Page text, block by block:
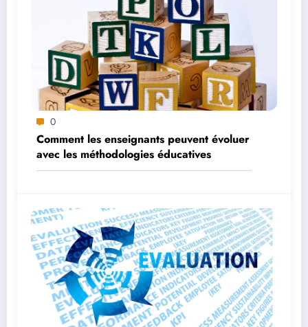
0
Comment les enseignants peuvent évoluer
avec les méthodologies éducatives